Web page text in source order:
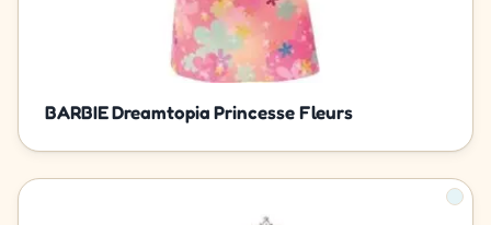
BARBIE Dreamtopia Princesse Fleurs